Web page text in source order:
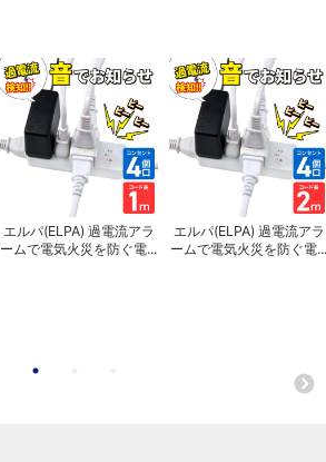
エルパ(ELPA) 過電流アラ
ームで電気火災を防ぐ電...
エルパ(ELPA) 過電流アラ
ームで電気火災を防ぐ電